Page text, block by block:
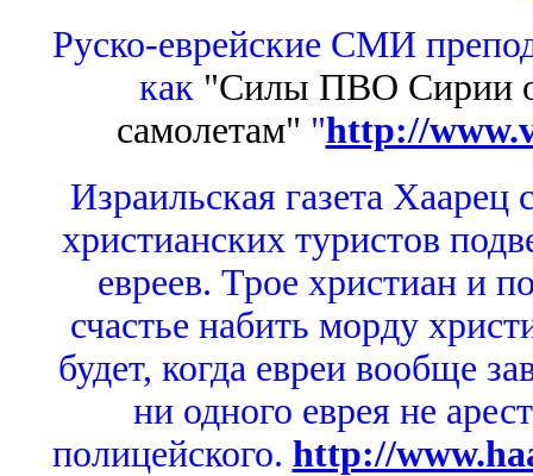
Руско-еврейские СМИ
как "Силы ПВО Сирии
самолетам" "http://
Израильская газета
христианских туристов
евреев. Трое христиан и
счастье набить морду
будет, когда евреи вообще
ни одного еврея не
полицейского. http://